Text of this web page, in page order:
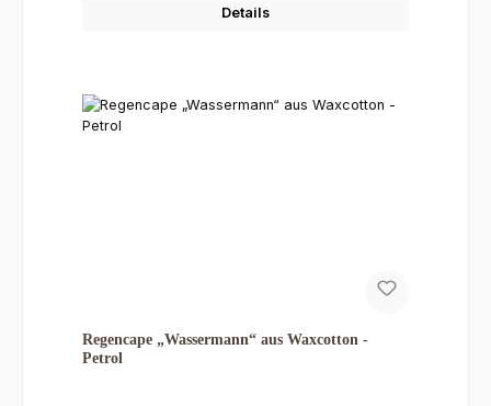
Details
Regencape „Wassermann“ aus Waxcotton -
Petrol